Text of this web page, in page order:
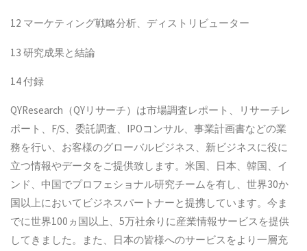
12 マーケティング戦略分析、ディストリビューター
13 研究成果と結論
14 付録
QYResearch（QYリサーチ）は市場調査レポート、リサーチレ
ポート、F/S、委託調査、IPOコンサル、事業計画書などの業
務を行い、お客様のグローバルビジネス、新ビジネスに役に
立つ情報やデータをご提供致します。米国、日本、韓国、イ
ンド、中国でプロフェショナル研究チームを有し、世界30か
国以上においてビジネスパートナーと提携しています。今ま
でに世界100ヵ国以上、5万社余りに産業情報サービスを提供
してきました。また、日本の皆様へのサービスをより一層充